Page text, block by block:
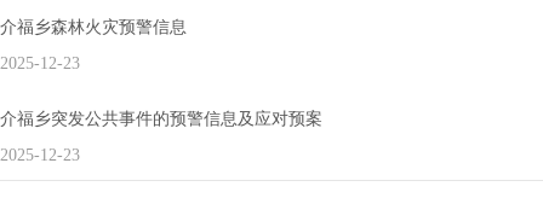
2025-12-23
介福乡森林火灾预警信息
2025-12-23
介福乡突发公共事件的预警信息及应对预案